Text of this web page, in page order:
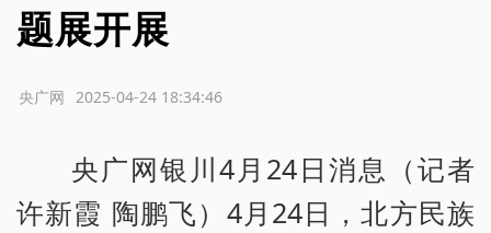
题展开展
2025-04-24 18:34:46
央广网
央广网银川4月24日消息（记者
许新霞 陶鹏飞）4月24日，北方民族